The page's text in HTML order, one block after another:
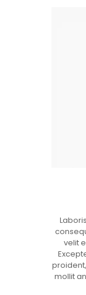
velit
mollit